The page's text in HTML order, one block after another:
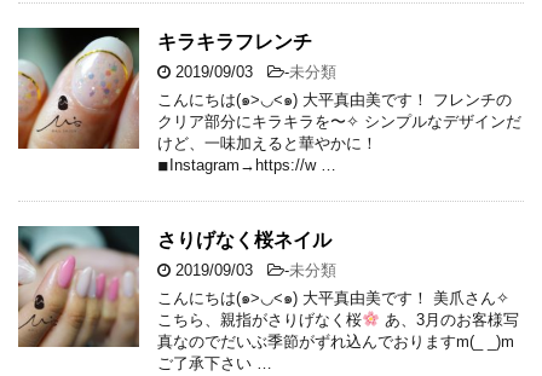
キラキラフレンチ
2019/09/03 -未分類
こんにちは(๑>◡<๑) 大平真由美です！ フレンチの
クリア部分にキラキラを〜✧ シンプルなデザインだ
けど、一味加えると華やかに！
◾︎Instagram→https://w …
さりげなく桜ネイル
2019/09/03 -未分類
こんにちは(๑>◡<๑) 大平真由美です！ 美爪さん✧
こちら、親指がさりげなく桜
あ、3月のお客様写
真なのでだいぶ季節がずれ込んでおりますm(_ _)m
ご了承下さい …